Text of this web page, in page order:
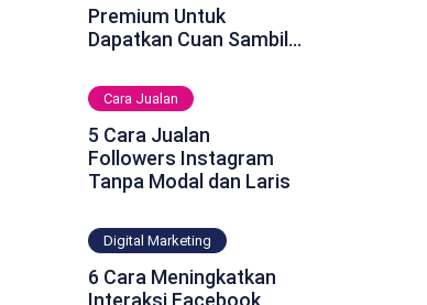
Premium Untuk
Dapatkan Cuan Sambil
Cara Jualan
5 Cara Jualan
Followers Instagram
Tanpa Modal dan Laris
Digital Marketing
6 Cara Meningkatkan
Interaksi Facebook